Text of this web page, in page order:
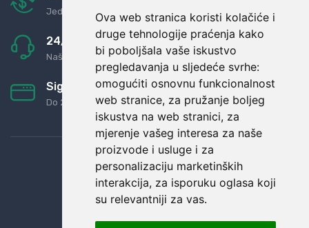
Ova web stranica koristi kolačiće i
druge tehnologije praćenja kako
bi poboljšala vaše iskustvo
pregledavanja u sljedeće svrhe:
omogućiti osnovnu funkcionalnost
web stranice, za pružanje boljeg
iskustva na web stranici, za
mjerenje vašeg interesa za naše
proizvode i usluge i za
personalizaciju marketinških
interakcija, za isporuku oglasa koji
su relevantniji za vas.
Jednostavno pravilo: Roba za novac
24/7 odlična podrška
Naši agenti uvijek na raspolaganju
Sigurno obročno plaćanje
Do 24 rata bez kamata